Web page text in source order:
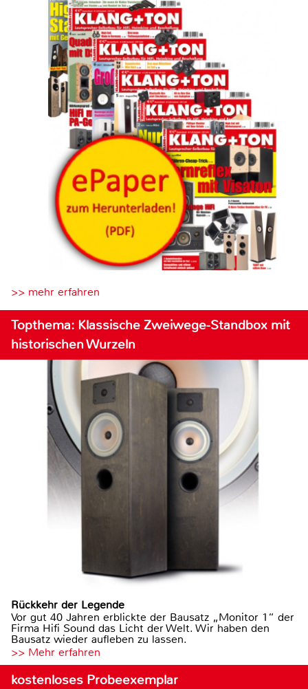
>> mehr erfahren
Topthema: Klassische Zweiwege-Standbox mit
historischen Wurzeln
Rückkehr der Legende
Vor gut 40 Jahren erblickte der Bausatz „Monitor 1“ der
Firma Hifi Sound das Licht der Welt. Wir haben den
Bausatz wieder aufleben zu lassen.
>> Mehr erfahren
kostenloses Probeexemplar